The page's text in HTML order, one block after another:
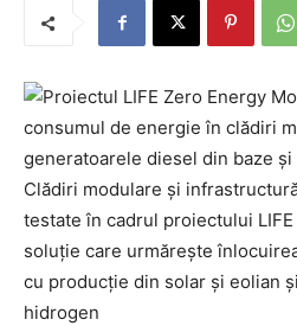
Clădiri modulare și
testate în cadrul proiectului
soluție care urmărește
cu producție din solar și eolian
hidrogen